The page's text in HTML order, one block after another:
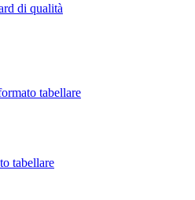
di qualità
tabellare
tabellare